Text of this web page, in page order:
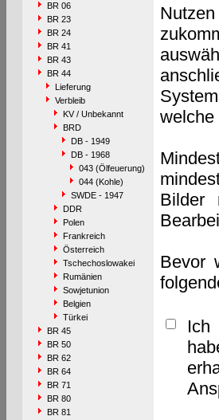
BR 06
BR 23
BR 24
BR 41
BR 43
BR 44
Lieferung
Verbleib
KV / Unbekannt
BRD
DB - 1949
DB - 1968
043 (Ölfeuerung)
044 (Kohle)
SWDE - 1947
DDR
Polen
Frankreich
Österreich
Tschechoslowakei
Rumänien
Sowjetunion
Belgien
Türkei
BR 45
BR 50
BR 62
BR 64
BR 71
BR 80
BR 81
welche
Bilder
Bevor
Ich